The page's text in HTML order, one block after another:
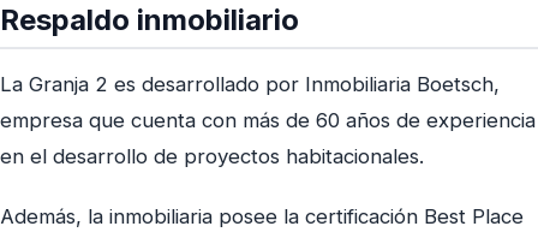
Respaldo inmobiliario
La Granja 2 es desarrollado por Inmobiliaria Boetsch,
empresa que cuenta con más de 60 años de experiencia
en el desarrollo de proyectos habitacionales.
Además, la inmobiliaria posee la certificación Best Place